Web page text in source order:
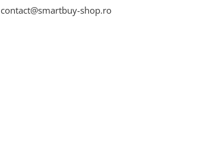
contact@smartbuy-shop.ro